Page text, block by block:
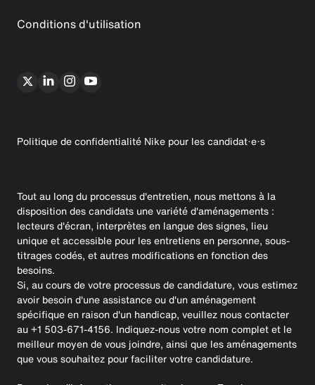
Conditions d'utilisation
Politique de confidentialité Nike pour les candidat·e·s
Tout au long du processus d'entretien, nous mettons à la
disposition des candidats une variété d'aménagements :
lecteurs d'écran, interprètes en langue des signes, lieu
unique et accessible pour les entretiens en personne, sous-
titrages codés, et autres modifications en fonction des
besoins.
Si, au cours de votre processus de candidature, vous estimez
avoir besoin d'une assistance ou d'un aménagement
spécifique en raison d'un handicap, veuillez nous contacter
au +1 503-671-4156. Indiquez-nous votre nom complet et le
meilleur moyen de vous joindre, ainsi que les aménagements
que vous souhaitez pour faciliter votre candidature.